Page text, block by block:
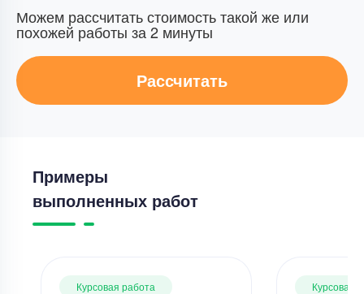
Можем рассчитать стоимость такой же или
похожей работы за 2 минуты
Рассчитать
Примеры
выполненных работ
Курсовая работа Курсовая